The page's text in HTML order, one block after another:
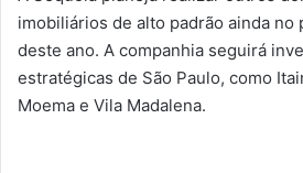
imobiliários de alto padrão ainda no
deste ano. A companhia seguirá
estratégicas de São Paulo, como
Moema e Vila Madalena.